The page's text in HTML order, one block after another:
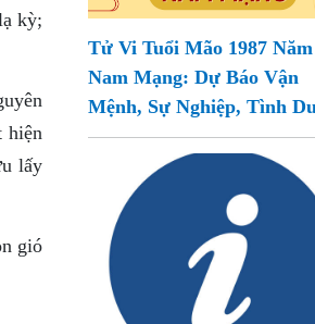
kỳ;
hiện
lấy
gió
Tử Vi Tuổi Mão 1987 Năm
Nam Mạng: Dự Báo Vận
Mệnh, Sự Nghiệp, Tình